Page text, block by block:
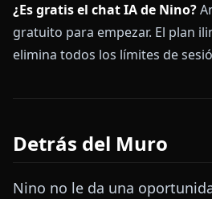
¿Es gratis el chat IA de Nino?
gratuito para empezar. El plan
elimina todos los límites de
Detrás del Muro
Nino no le da una